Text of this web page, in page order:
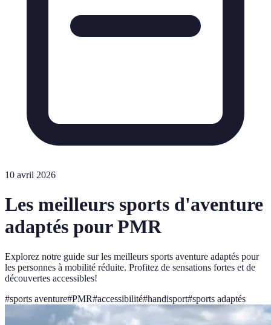
10 avril 2026
Les meilleurs sports d'aventure
adaptés pour PMR
Explorez notre guide sur les meilleurs sports aventure adaptés pour
les personnes à mobilité réduite. Profitez de sensations fortes et de
découvertes accessibles!
#sports aventure#PMR#accessibilité#handisport#sports adaptés